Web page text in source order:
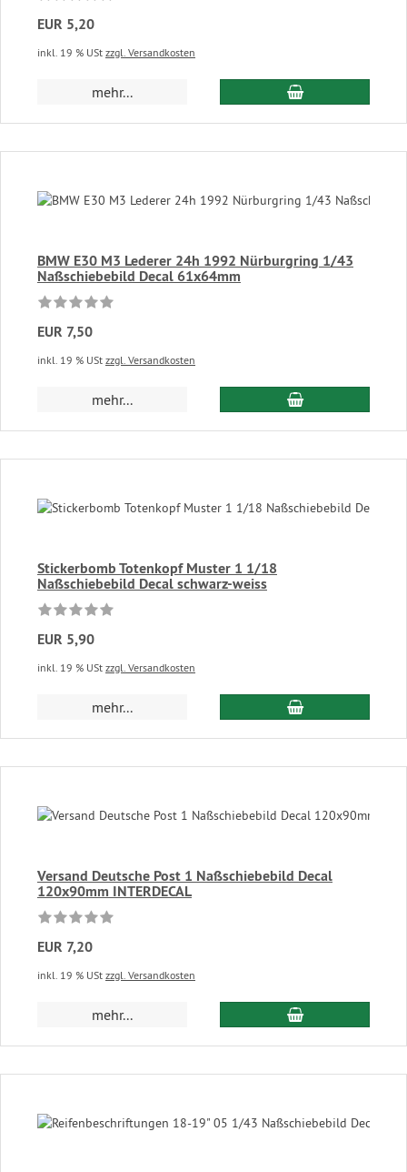
EUR 5,20
inkl. 19 % USt zzgl. Versandkosten
mehr... In den
BMW E30 M3 Lederer 24h 1992 Nürburgring 1/43
Naßschiebebild Decal 61x64mm
EUR 7,50
inkl. 19 % USt zzgl. Versandkosten
mehr... In den
Stickerbomb Totenkopf Muster 1 1/18
Naßschiebebild Decal schwarz-weiss
EUR 5,90
inkl. 19 % USt zzgl. Versandkosten
mehr... In den
Versand Deutsche Post 1 Naßschiebebild Decal
120x90mm INTERDECAL
EUR 7,20
inkl. 19 % USt zzgl. Versandkosten
mehr... In den